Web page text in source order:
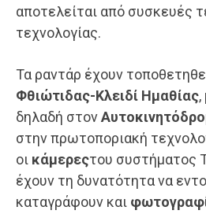
αποτελείται από συσκευές
τεχνολογίας.
Τα ραντάρ έχουν
Φθιώτιδας-Κλειδί Ημαθίας
δηλαδή στον
στην πρωτοποριακή
οι κάμερεςτου συστήματος
έχουν τη δυνατότητα να
καταγράφουν και